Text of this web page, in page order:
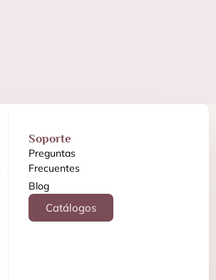
Soporte
Preguntas
Frecuentes
Blog
Catálogos